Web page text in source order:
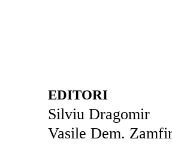
EDITORI
Silviu Dragomir
Vasile Dem.